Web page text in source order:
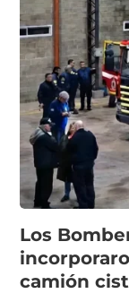
Los
camión